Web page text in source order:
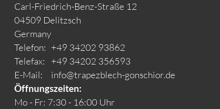
Carl-Friedrich-Benz-Straße 12
04509 Delitzsch
Germany
Telefon: +49 34202 93862
Telefax:
+49 34202 356593
E-Mail:
info@trapezblech-gonschior.de
Öffnungszeiten:
Mo - Fr: 7:30 - 16:00 Uhr